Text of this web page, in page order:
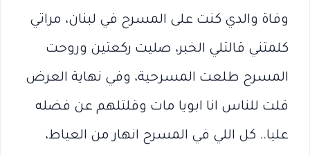
وفاة والدي كنت على المسرح في لبنان، مراتي
كلمتني قالتلي الخبر، صليت ركعتين وروحت
المسرح طلعت المسرحية، وفي نهاية العرض
قلت للناس انا ابويا مات وقلتلهم عن فضله
عليا.. كل اللي في المسرح انهار من العياط،